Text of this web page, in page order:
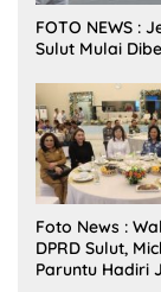
FOTO NEWS :
Sulut Mulai
Foto News :
DPRD Sulut,
Paruntu Hadiri